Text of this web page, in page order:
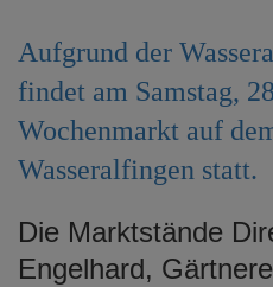
Aufgrund der
findet am Samstag,
Wochenmarkt auf
Wasseralfingen statt.
Die Marktstände
Engelhard,